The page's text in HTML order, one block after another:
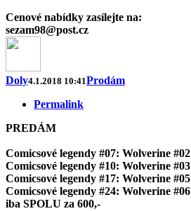
Cenové nabídky zasílejte na:
sezam98@post.cz
Doly4.1.2018 10:41Prodám
Permalink
PREDÁM
Comicsové legendy #07: Wolverine #02
Comicsové legendy #10: Wolverine #03
Comicsové legendy #17: Wolverine #05
Comicsové legendy #24: Wolverine #06
iba SPOLU za 600,-